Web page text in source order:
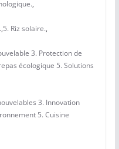
,
,5. Riz solaire.,
3. Protection de
écologique 5. Solutions
3. Innovation
5. Cuisine